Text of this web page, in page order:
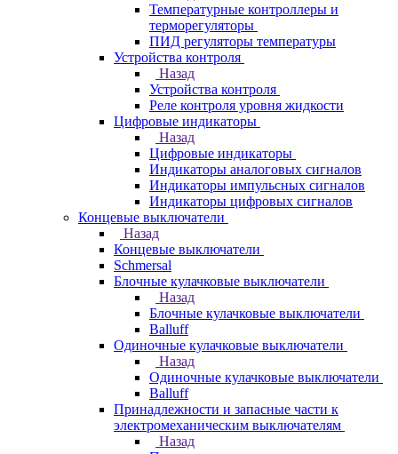
Температурные контроллеры и
терморегуляторы
ПИД регуляторы температуры
Устройства контроля
Назад
Устройства контроля
Реле контроля уровня жидкости
Цифровые индикаторы
Назад
Цифровые индикаторы
Индикаторы аналоговых сигналов
Индикаторы импульсных сигналов
Индикаторы цифровых сигналов
Концевые выключатели
Назад
Концевые выключатели
Schmersal
Блочные кулачковые выключатели
Назад
Блочные кулачковые выключатели
Balluff
Одиночные кулачковые выключатели
Назад
Одиночные кулачковые выключатели
Balluff
Принадлежности и запасные части к
электромеханическим выключателям
Назад